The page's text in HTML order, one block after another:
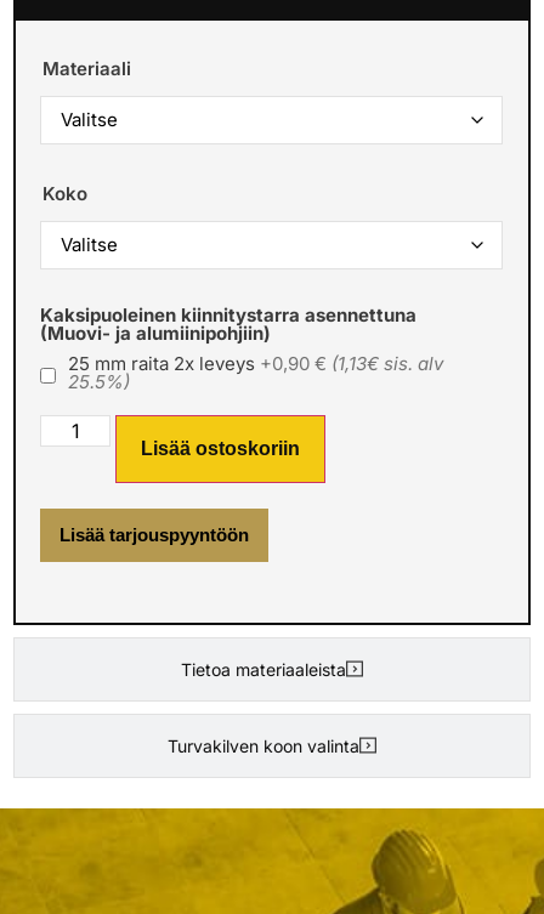
Tietoa materiaaleista
Turvakilven koon valinta
Materiaali
Koko
Kaksipuoleinen kiinnitystarra asennettuna
(Muovi- ja alumiinipohjiin)
25 mm raita 2x leveys +0,90 € (1,13€ sis. alv
25.5%)
Lisää ostoskoriin
Lisää tarjouspyyntöön